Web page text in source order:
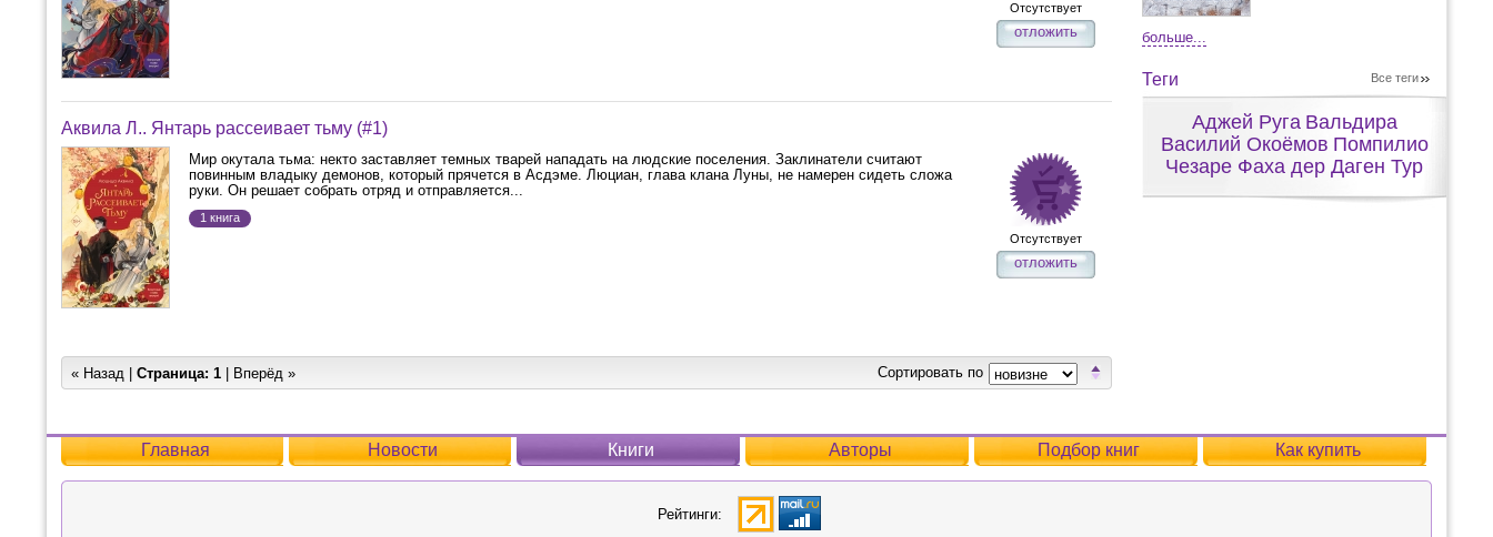
Отсутствует
отложить
Аквила Л.. Янтарь рассеивает тьму (#1)
Мир окутала тьма: некто заставляет темных тварей нападать на людские поселения. Заклинатели считают
повинным владыку демонов, который прячется в Асдэме. Люциан, глава клана Луны, не намерен сидеть сложа
руки. Он решает собрать отряд и отправляется...
1 книга
Отсутствует
отложить
« Назад | Страница: 1 | Вперёд » Сортировать по
больше...
Теги Все теги
Аджей Руга Вальдира
Василий Окоёмов Помпилио
Чезаре Фаха дер Даген Тур
Главная Новости Книги Авторы Подбор книг Как купить
Рейтинги: